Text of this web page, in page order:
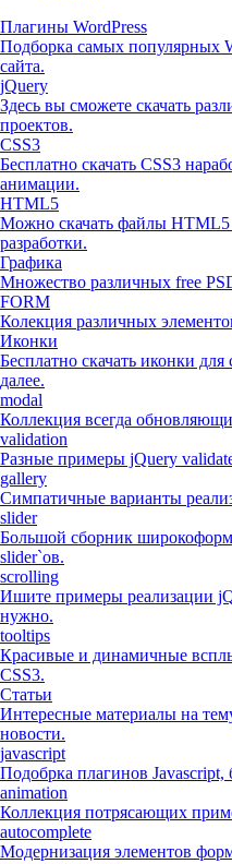
Плагины WordPress
Подборка самых популярных
сайта.
jQuery
Здесь вы сможете скачать
проектов.
CSS3
Бесплатно скачать CSS3
анимации.
HTML5
Можно скачать файлы
разработки.
Графика
Множество различных free
FORM
Колекция различных
Иконки
Бесплатно скачать иконки
далее.
modal
Коллекция всегда
validation
Разные примеры jQuery
gallery
Симпатичные варианты
slider
Большой сборник
slider`ов.
scrolling
Ишите примеры реализации
нужно.
tooltips
Красивые и динамичные
CSS3.
Статьи
Интересные материалы на
новости.
javascript
Подобрка плагинов
animation
Коллекция потрясающих
autocomplete
Модернизация элементов